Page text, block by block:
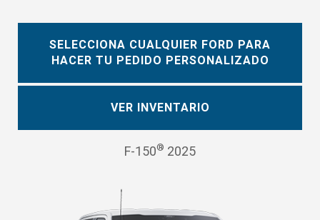
SELECCIONA CUALQUIER FORD PARA
HACER TU PEDIDO PERSONALIZADO
VER INVENTARIO
F-150® 2025